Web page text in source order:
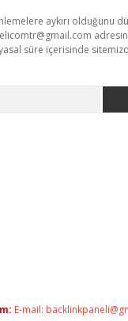
aykırı olduğunu
süre içerisinde
E-mail: